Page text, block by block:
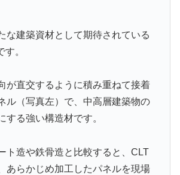
な建築資材として期待されている
す。
が直交するように積み重ねて接着
ル（写真左）で、中高層建築物の
する強い構造材です。
ト造や鉄骨造と比較すると、CLT
あらかじめ加工したパネルを現場